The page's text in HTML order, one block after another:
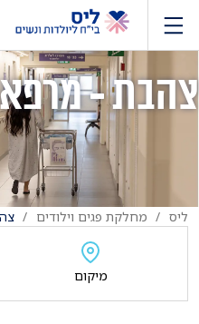
צהבת -
ליס מחלקת פגים וילודים
מיקום